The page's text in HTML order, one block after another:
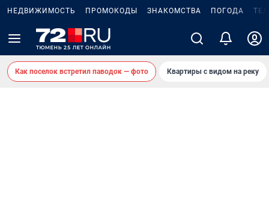
НЕДВИЖИМОСТЬ ПРОМОКОДЫ ЗНАКОМСТВА ПОГОДА
Как поселок встретил паводок — фото Квартиры с видом на реку